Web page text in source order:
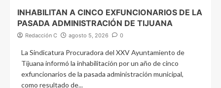
INHABILITAN A CINCO EXFUNCIONARIOS DE LA
PASADA ADMINISTRACIÓN DE TIJUANA
Redacción C agosto 5, 2026 0
La Sindicatura Procuradora del XXV Ayuntamiento de
Tijuana informó la inhabilitación por un año de cinco
exfuncionarios de la pasada administración municipal,
como resultado de...